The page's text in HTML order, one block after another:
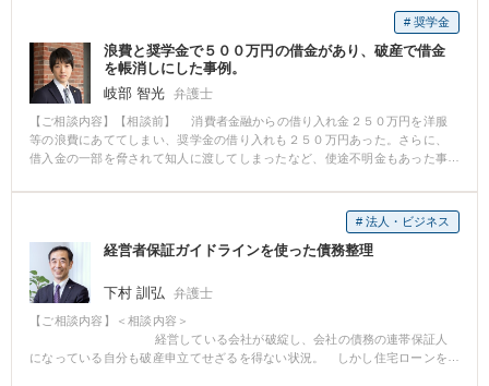
査して主張の根拠とし、相手方を説得しました。 このような弁護活動によ
り、依頼者に有利な過失割合で、かつ受任してから約１か月で事件を解決す
ることができました。
# 奨学金
浪費と奨学金で５００万円の借金があり、破産で借金
を帳消しにした事例。
岐部 智光 弁護士
【ご相談内容】【相談前】 消費者金融からの借り入れ金２５０万円を洋服
等の浪費にあててしまい、奨学金の借り入れも２５０万円あった。さらに、
借入金の一部を脅されて知人に渡してしまったなど、使途不明金もあった事
になった。 【先生のコメント】 使途不明金と浪費があったため、管財事件
としての進行になりましたが、最終的に免責は認められました。奨学金につ
いて、相談者の親族が保証人になっていなかったことも幸いしました。奨学
金につき、両親が保証人になっている場合は、両親も併せて破産を申し立て
るなどの対応が必要になることもあります。ギャンブル等の浪費があって
も、免責は認められる可能性はあるので、まずはご相談下さい。
# 法人・ビジネス
経営者保証ガイドラインを使った債務整理
下村 訓弘 弁護士
【ご相談内容】＜相談内容＞
経営している会社が破綻し、会社の債務の連帯保証人
になっている自分も破産申立てせざるを得ない状況。 しかし住宅ローンを